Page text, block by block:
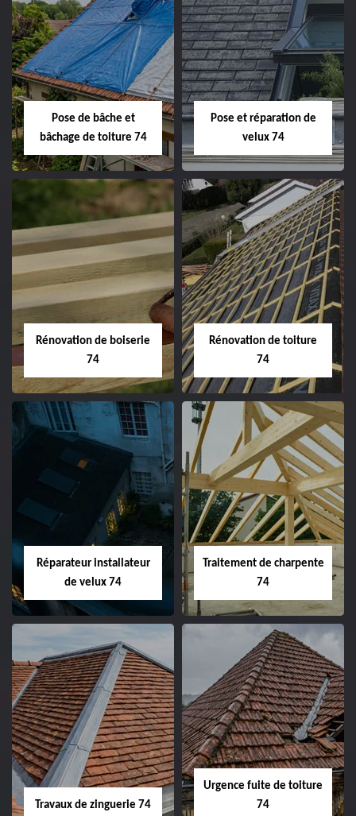
Pose de bâche et
bâchage de toiture 74
Pose et réparation de
velux 74
Rénovation de boiserie
74
Rénovation de toiture
74
Réparateur installateur
de velux 74
Traitement de charpente
74
Travaux de zinguerie 74
Urgence fuite de toiture
74